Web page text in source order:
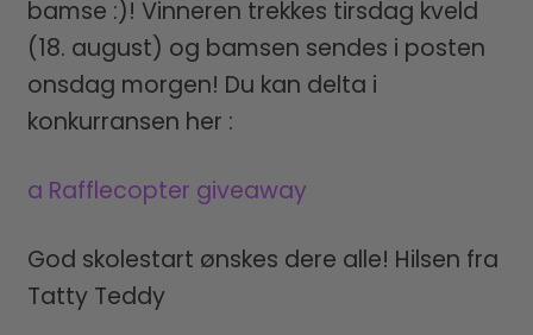
bamse :)! Vinneren trekkes tirsdag kveld
(18. august) og bamsen sendes i posten
onsdag morgen! Du kan delta i
konkurransen her :
a Rafflecopter giveaway
God skolestart ønskes dere alle! Hilsen fra
Tatty Teddy